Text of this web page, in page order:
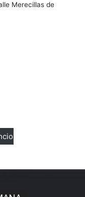
Merecillas de